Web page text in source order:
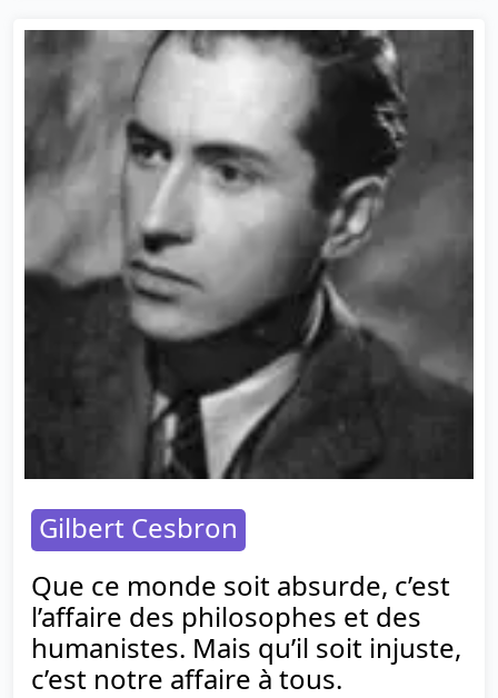
Gilbert Cesbron
Que ce monde soit absurde, c’est
l’affaire des philosophes et des
humanistes. Mais qu’il soit injuste,
c’est notre affaire à tous.